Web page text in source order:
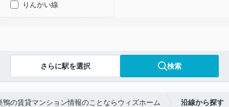
りんかい線
さらに駅を選択 検索
鴨の賃貸マンション情報のことならウィズホーム 沿線から探す